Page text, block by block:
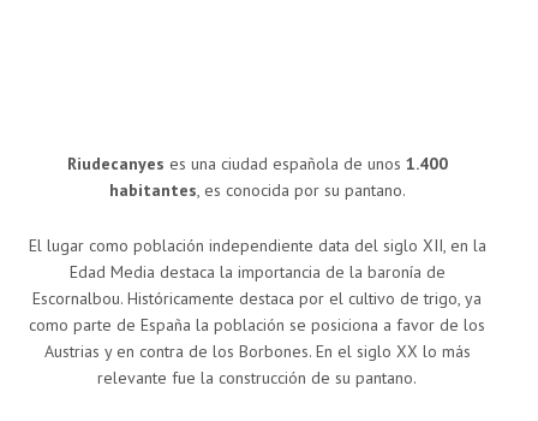
Riudecanyes es una ciudad española de unos 1.400
habitantes, es conocida por su pantano.
El lugar como población independiente data del siglo XII, en la
Edad Media destaca la importancia de la baronía de
Escornalbou. Históricamente destaca por el cultivo de trigo, ya
como parte de España la población se posiciona a favor de los
Austrias y en contra de los Borbones. En el siglo XX lo más
relevante fue la construcción de su pantano.